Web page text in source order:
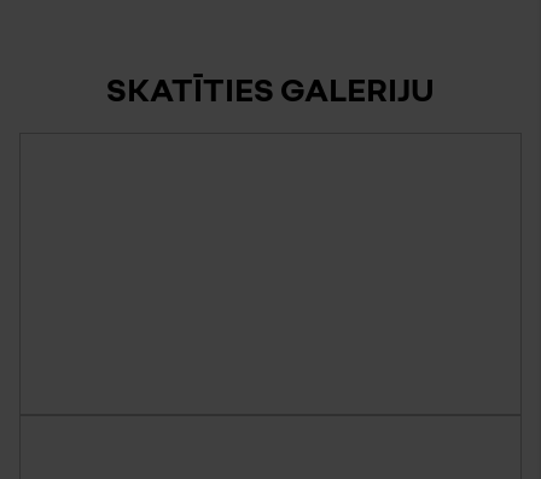
SKATĪTIES GALERIJU